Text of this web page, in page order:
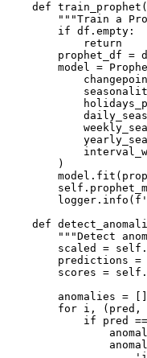
def
"""Train a
        if df.empty:
            return
prophet_df =
model =
        )
def
"""Detect
scaled =
predictions =
scores =
        anomalies = []
for i, (pred,
if pred